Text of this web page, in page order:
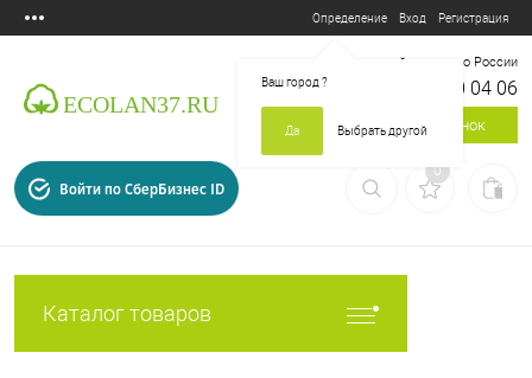
Определение
Ваш город?
Да Выбрать другой
Вход Регистрация
Бесплатный звонок по России
8 800 700 04 06
Заказать звонок
Войти по СберБизнес ID
0
Каталог товаров